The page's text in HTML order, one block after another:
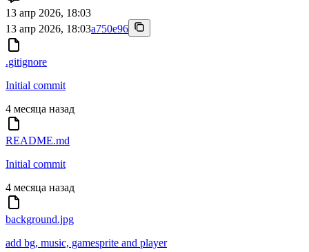
13 апр 2026, 18:03
13 апр 2026, 18:03a750e96
.gitignore
Initial commit
4 месяца назад
README.md
Initial commit
4 месяца назад
background.jpg
add bg, music, gamesprite and player